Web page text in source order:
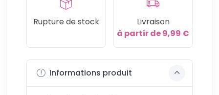
Rupture de stock
Livraison
à partir de 9,99 €
Informations produit